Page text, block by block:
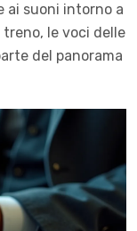
ai suoni intorno a
le voci delle
del panorama